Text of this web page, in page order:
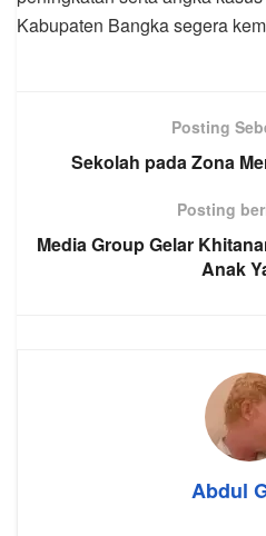
Kabupaten Bangka segera
Posting
Sekolah pada Zona
Posting
Media Group Gelar
Anak
Abdul